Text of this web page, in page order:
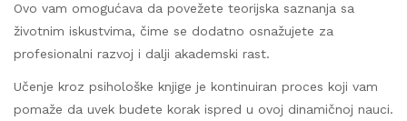
Ovo vam omogućava da povežete teorijska saznanja sa
životnim iskustvima, čime se dodatno osnažujete za
profesionalni razvoj i dalji akademski rast.
Učenje kroz psihološke knjige je kontinuiran proces koji vam
pomaže da uvek budete korak ispred u ovoj dinamičnoj nauci.